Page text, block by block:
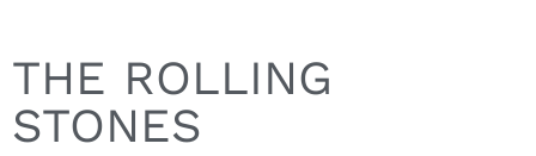
THE ROLLING
STONES